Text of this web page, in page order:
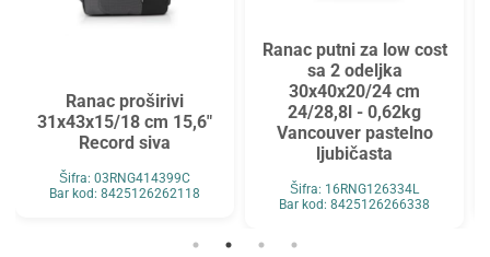
Ranac proširivi
31x43x15/18 cm 15,6"
Record siva
Šifra: 03RNG414399C
Bar kod: 8425126262118
Ranac putni za low cost
sa 2 odeljka
30x40x20/24 cm
24/28,8l - 0,62kg
Vancouver pastelno
ljubičasta
Šifra: 16RNG126334L
Bar kod: 8425126266338